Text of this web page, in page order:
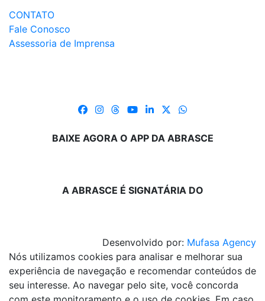
CONTATO
Fale Conosco
Assessoria de Imprensa
BAIXE AGORA O APP DA ABRASCE
A ABRASCE É SIGNATÁRIA DO
Desenvolvido por: Mufasa Agency
Nós utilizamos cookies para analisar e melhorar sua
experiência de navegação e recomendar conteúdos de
seu interesse. Ao navegar pelo site, você concorda